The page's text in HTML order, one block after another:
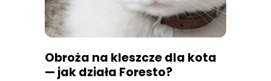
Obroża na kleszcze dla kota
— jak działa Foresto?